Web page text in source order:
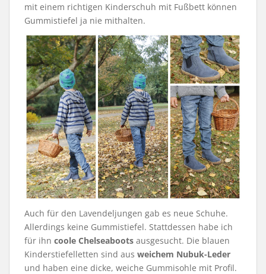
mit einem richtigen Kinderschuh mit Fußbett können
Gummistiefel ja nie mithalten.
Auch für den Lavendeljungen gab es neue Schuhe.
Allerdings keine Gummistiefel. Stattdessen habe ich
für ihn coole Chelseaboots ausgesucht. Die blauen
Kinderstiefelletten sind aus weichem Nubuk-Leder
und haben eine dicke, weiche Gummisohle mit Profil.